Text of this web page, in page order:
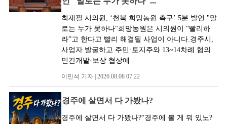
최재필 시의원, ‘천북 희망농원 촉구’ 5분 발언 "말
로는 누가 못하나"희망농원은 시의원이 “빨리하
라”고 한다고 빨리 해결될 사업이 아니다.경주시,
사업자 발굴하고 주민·토지주와 13~14차례 협의
민간개발·보상 협상에
이민석 기자 | 2026.08.08 07:22
경주에 살면서 다 가봤나?
경주에 살면서 다 가봤나?“경주에 볼 게 뭐 있노?